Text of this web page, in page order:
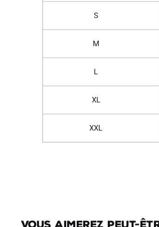
S
M
L
XL
XXL
Vous aimerez peut-